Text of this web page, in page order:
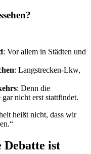
: Vor allem in Städten und
: Langstrecken-Lkw,
: Denn die
nicht erst stattfindet.
heißt nicht, dass wir
ist